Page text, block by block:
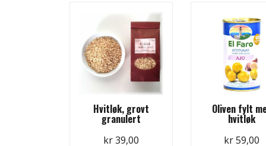
Hvitløk, grovt
granulert
kr39,00
Oliven fylt
hvitløk
kr59,00